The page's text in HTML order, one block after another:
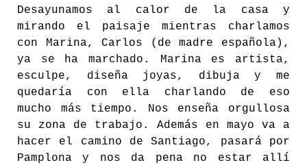
Desayunamos al calor de la casa y
mirando el paisaje mientras charlamos
con Marina, Carlos (de madre española),
ya se ha marchado. Marina es artista,
esculpe, diseña joyas, dibuja y me
quedaría con ella charlando de eso
mucho más tiempo. Nos enseña orgullosa
su zona de trabajo. Además en mayo va a
hacer el camino de Santiago, pasará por
Pamplona y nos da pena no estar allí